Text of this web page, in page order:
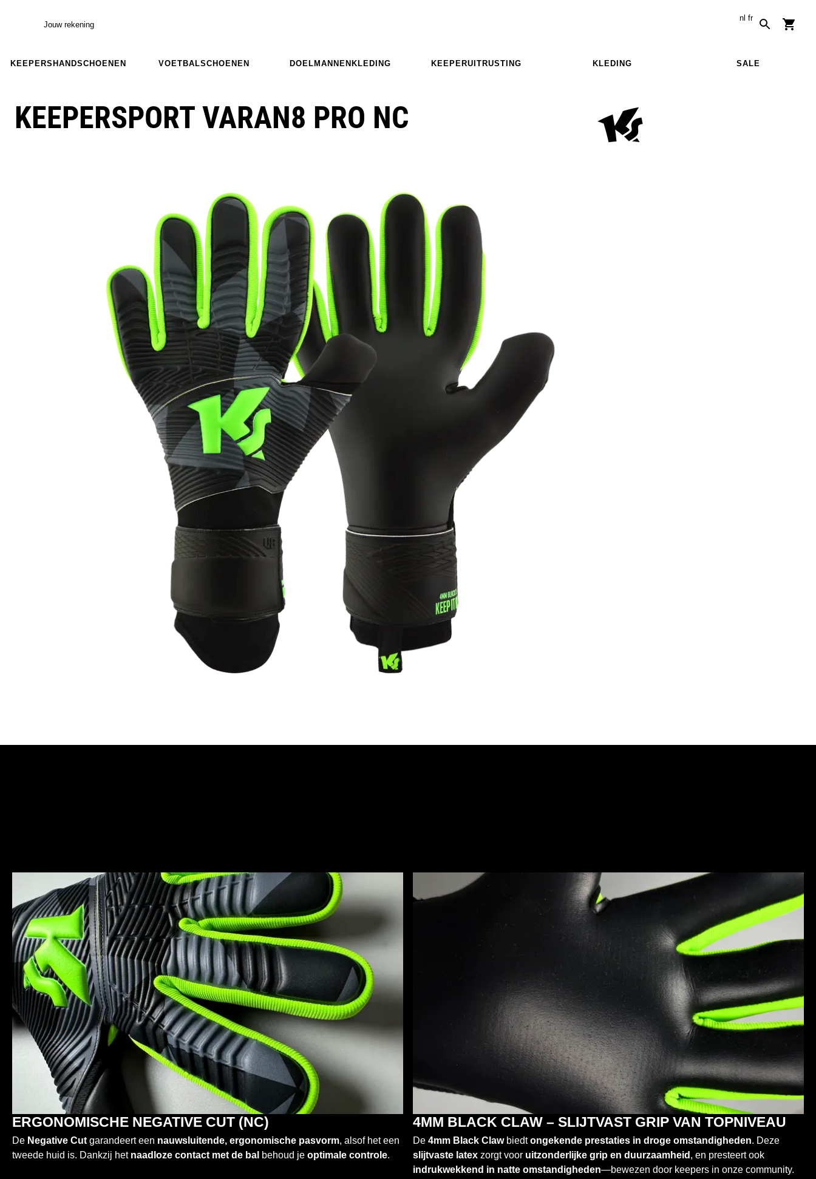
Jouw rekening
nl fr
KEEPERSHANDSCHOENEN VOETBALSCHOENEN DOELMANNENKLEDING KEEPERUITRUSTING KLEDING SALE
KEEPERSPORT VARAN8 PRO NC
ERGONOMISCHE NEGATIVE CUT (NC)
De Negative Cutgarandeert een nauwsluitende, ergonomische pasvorm, alsof het een
tweede huid is. Dankzij het naadloze contact met de bal behoud je optimale controle.
4MM BLACK CLAW – SLIJTVAST GRIP VAN TOPNIVEAU
De 4mm Black Clawbiedtongekende prestaties in droge omstandigheden. Deze
slijtvaste latex zorgt voor uitzonderlijke grip en duurzaamheid , en presteert ook
indrukwekkend in natte omstandigheden—bewezen door keepers in onze community.